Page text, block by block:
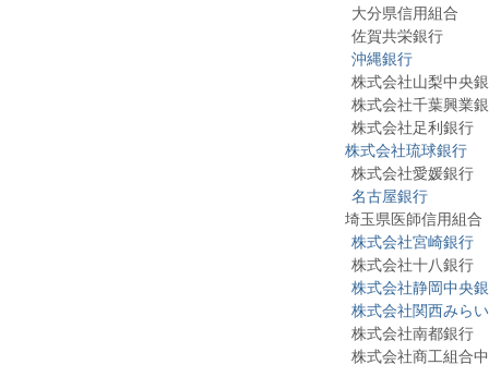
大分県信用組合
佐賀共栄銀行
沖縄銀行
株式会社山梨中央銀
株式会社千葉興業銀
株式会社足利銀行
株式会社琉球銀行
株式会社愛媛銀行
名古屋銀行
埼玉県医師信用組合
株式会社宮崎銀行
株式会社十八銀行
株式会社静岡中央
株式会社関西みら
株式会社南都銀行
株式会社商工組合中